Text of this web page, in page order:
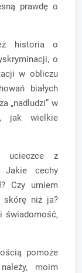
prawdę o
historia o
o
w obliczu
białych
„nadludzi” w
jak wielkie
ucieczce z
Jakie cechy
Czy umiem
skórę niż ja?
świadomość,
pomoże
moim